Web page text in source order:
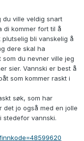
du ville veldig snart
di kommer fort til å
bli vanskelig å
dere skal ha
som du nevner ville jeg
sier. Vannski er best å
som kommer raskt i
søk, som har
det jo også med en jolle
stedefor vannski.